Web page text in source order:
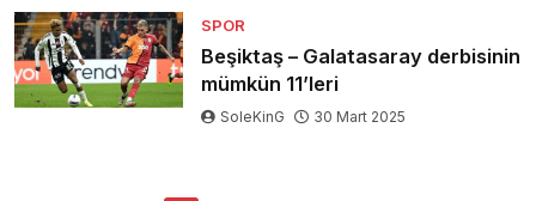
SPOR
Beşiktaş – Galatasaray derbisinin
mümkün 11’leri
SoleKinG 30 Mart 2025